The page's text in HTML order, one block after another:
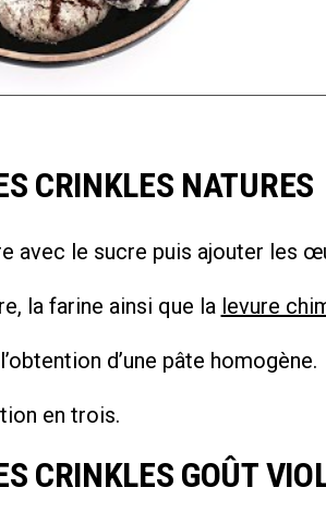
CRINKLES NATURES
avec le sucre puis ajouter les
la farine ainsi que la levure
d’une pâte homogène.
en trois.
CRINKLES GOÛT